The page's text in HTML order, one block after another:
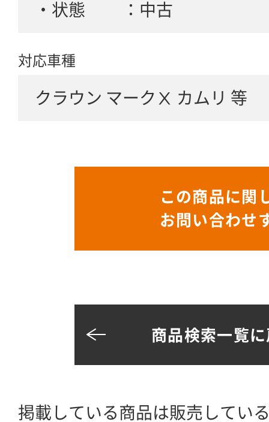
・状態 ：中古
対応車種
クラウン マークⅩ カムリ 等
この商品に関
お問い合わせ
商品検索一覧
掲載している商品は販売してい